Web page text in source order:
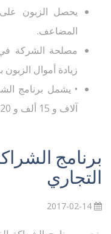
يحصل الزبون
المضاعف.
مصلحة الشركة
زيادة أموال الزبون
آلاف و 15 ألف و 20 ألف على حساباتهم.
برنامج
التجاري